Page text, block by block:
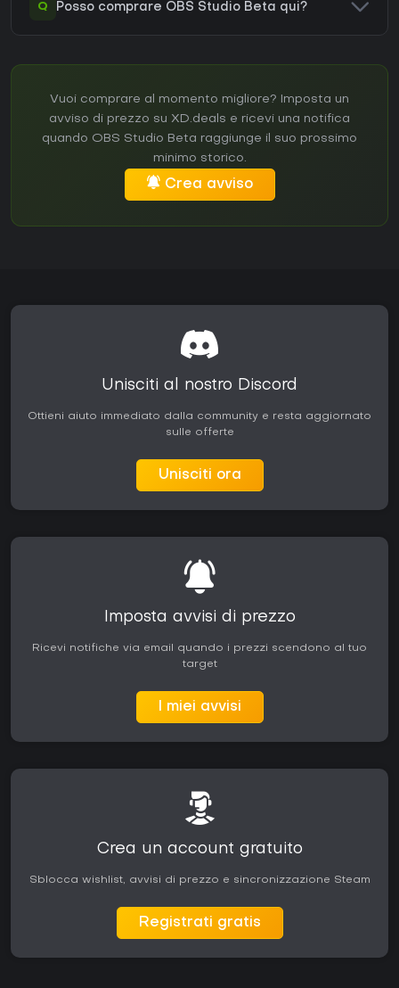
Q Posso comprare OBS Studio Beta qui?
Vuoi comprare al momento migliore? Imposta un
avviso di prezzo su XD.deals e ricevi una notifica
quando OBS Studio Beta raggiunge il suo prossimo
minimo storico.
Crea avviso
Unisciti al nostro Discord
Ottieni aiuto immediato dalla community e resta aggiornato
sulle offerte
Unisciti ora
Imposta avvisi di prezzo
Ricevi notifiche via email quando i prezzi scendono al tuo
target
I miei avvisi
Crea un account gratuito
Sblocca wishlist, avvisi di prezzo e sincronizzazione Steam
Registrati gratis